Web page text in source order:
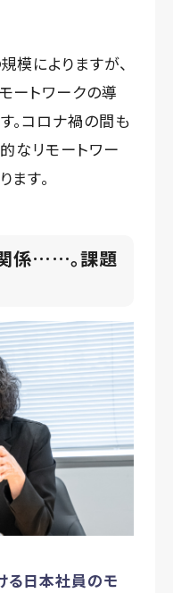
模によりますが、
ートワークの導
。コロナ禍の間も
なリモートワー
す。
係……。課題
日本社員のモ